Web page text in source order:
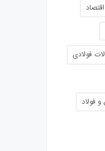
اقتصاد
فولادی
و فولاد